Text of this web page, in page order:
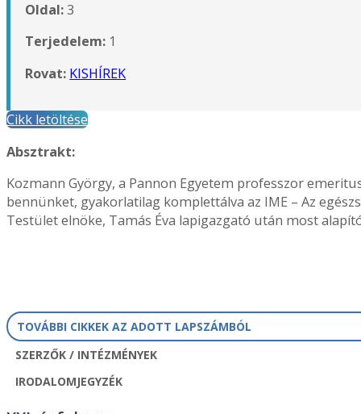
Oldal:3
Terjedelem: 1
Rovat: KISHÍREK
Cikk letöltése
Absztrakt:
Kozmann György, a Pannon Egyetem professzor
bennünket, gyakorlatilag komplettálva az IME – Az
Testület elnöke, Tamás Éva lapigazgató után most
TOVÁBBI CIKKEK AZ ADOTT LAPSZÁMBÓL
SZERZŐK / INTÉZMÉNYEK
IRODALOMJEGYZÉK